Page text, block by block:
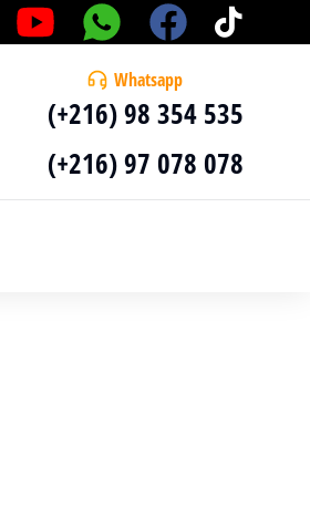
Whatsapp
(+216) 98 354 535
(+216) 97 078 078